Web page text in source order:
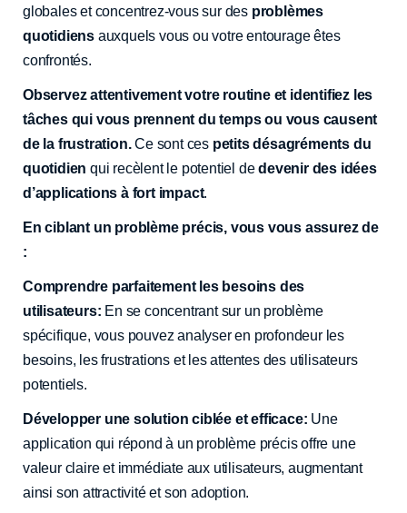
globales et concentrez-vous sur des problèmes
quotidiens auxquels vous ou votre entourage êtes
confrontés.
Observez attentivement votre routine et identifiez les
tâches qui vous prennent du temps ou vous causent
de la frustration.Ce sont ces petits désagréments du
quotidien qui recèlent le potentiel dedevenir des idées
d’applications à fort impact.
En ciblant un problème précis, vous vous assurez de
:
Comprendre parfaitement les besoins des
utilisateurs: En se concentrant sur un problème
spécifique, vous pouvez analyser en profondeur les
besoins, les frustrations et les attentes des utilisateurs
potentiels.
Développer une solution ciblée et efficace: Une
application qui répond à un problème précis offre une
valeur claire et immédiate aux utilisateurs, augmentant
ainsi son attractivité et son adoption.